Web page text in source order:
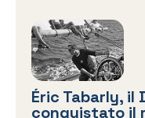
Éric Tabarly, il
conquistato il